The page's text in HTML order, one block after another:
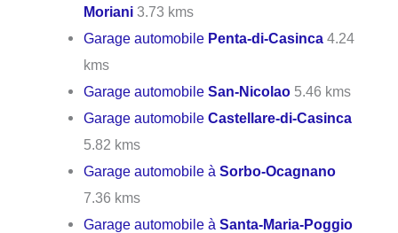
Moriani 3.73 kms
Garage automobile Penta-di-Casinca 4.24
kms
Garage automobileSan-Nicolao 5.46 kms
Garage automobileCastellare-di-Casinca
5.82 kms
Garage automobile àSorbo-Ocagnano
7.36 kms
Garage automobile àSanta-Maria-Poggio